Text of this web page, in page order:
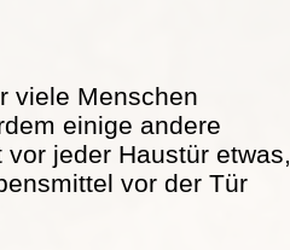
viele Menschen
einige andere
jeder Haustür etwas,
vor der Tür